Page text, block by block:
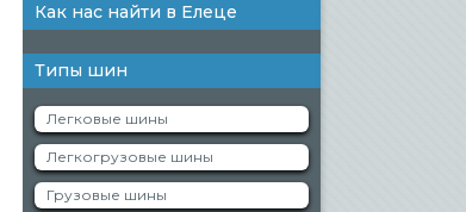
Как нас найти в Елеце
Типы шин
Легковые шины
Легкогрузовые шины
Грузовые шины